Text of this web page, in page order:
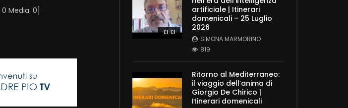
0 Media: 0
13:13
artificiale | Itinerari
domenicali – 25 Luglio
2026
SIMONA MARMORINO
819
Ritorno al Mediterraneo:
il viaggio dell’anima di
Giorgio De Chirico |
Itinerari domenicali